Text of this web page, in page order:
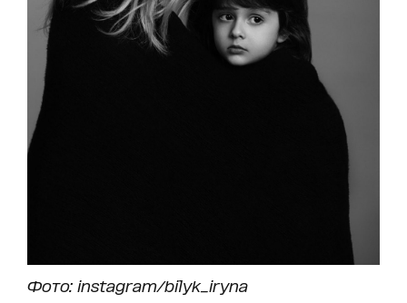
Фото: instagram/bilyk_iryna